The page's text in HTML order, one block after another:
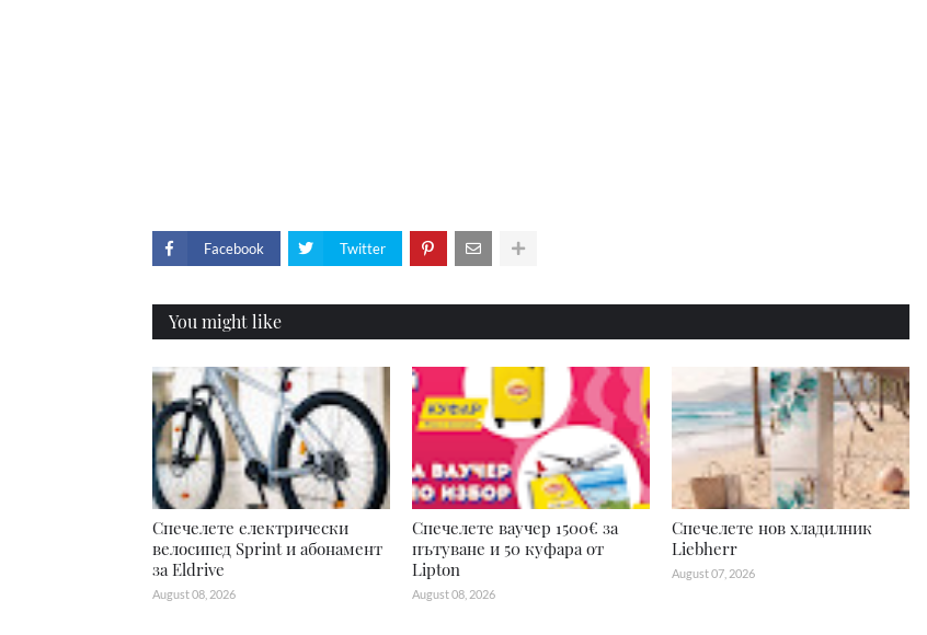
Facebook Twitter
You might like
Спечелете електрически
велосипед Sprint и абонамент
за Eldrive
August 08, 2026
Спечелете ваучер 1500€ за
пътуване и 50 куфара от
Lipton
August 08, 2026
Спечелете нов хладилник
Liebherr
August 07, 2026